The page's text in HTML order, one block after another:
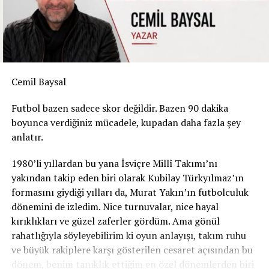
RELATED TOPICS:
UP NEXT
BEYOĞLU’NUN KALBİNDE BİR HUZUR ADASI: GALATA
MEVLEVİHANESİ
Yaşlılık Geliyorum Demeden…
Cemil Baysal
Futbol bazen sadece skor değildir. Bazen 90 dakika
boyunca verdiğiniz mücadele, kupadan daha fazla şey
anlatır.
1980’li yıllardan bu yana İsviçre Millî Takımı’nı
yakından takip eden biri olarak Kubilay Türkyılmaz’ın
formasını giydiği yılları da, Murat Yakın’ın futbolculuk
dönemini de izledim. Nice turnuvalar, nice hayal
kırıklıkları ve güzel zaferler gördüm. Ama gönül
rahatlığıyla söyleyebilirim ki oyun anlayışı, takım ruhu
ve büyük rakiplere karşı gösterilen cesaret açısından bu
dönem, benim tanıklık ettiğim en özel dönemlerden biri